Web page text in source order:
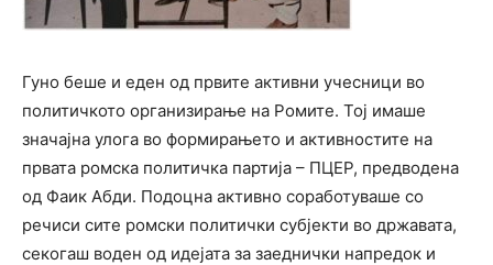
Гуно беше и еден од првите активни учесници во
политичкото организирање на Ромите. Тој имаше
значајна улога во формирањето и активностите на
првата ромска политичка партија – ПЦЕР, предводена
од Фаик Абди. Подоцна активно соработуваше со
речиси сите ромски политички субјекти во државата,
секогаш воден од идејата за заеднички напредок и